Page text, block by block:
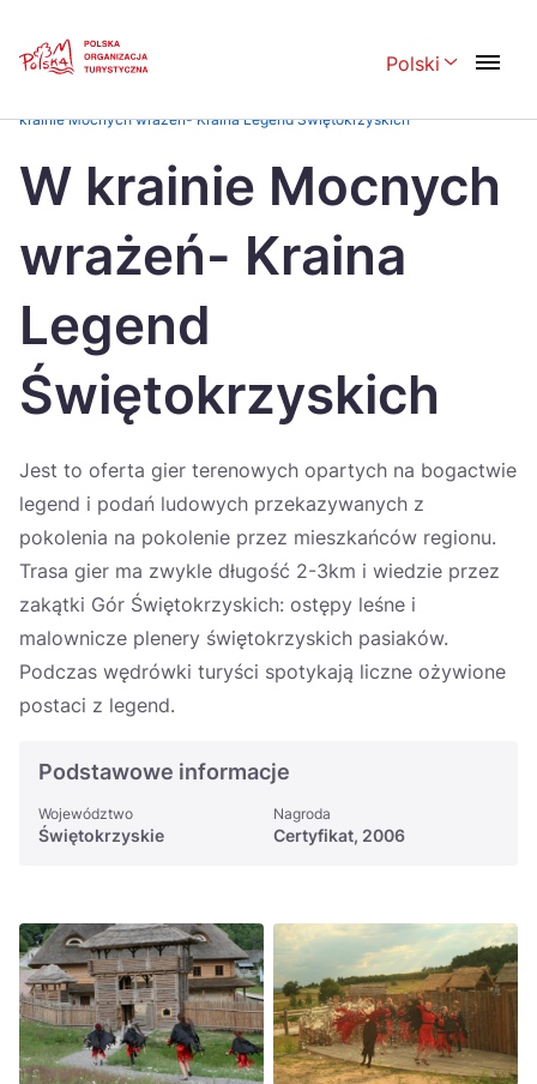
Polski
Česká 中国
Dansk Deutsch
Italiano
Nederlands 日本語
Suomi Svenska
Україна
Zamknij
krainie Mocnych wrażeń- Kraina Legend Świętokrzyskich
W krainie Mocnych
wrażeń- Kraina
Legend
Świętokrzyskich
Jest to oferta gier terenowych opartych na bogactwie
legend i podań ludowych przekazywanych z
pokolenia na pokolenie przez mieszkańców regionu.
Trasa gier ma zwykle długość 2-3km i wiedzie przez
zakątki Gór Świętokrzyskich: ostępy leśne i
malownicze plenery świętokrzyskich pasiaków.
Podczas wędrówki turyści spotykają liczne ożywione
postaci z legend.
Podstawowe informacje
Województwo
Świętokrzyskie
Nagroda
Certyfikat, 2006